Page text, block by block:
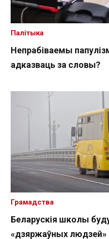
Непрабіваемы
адказваць за словы?
Палітыка
Беларускія школы
«дзяржаўных людзей»
Грамадства